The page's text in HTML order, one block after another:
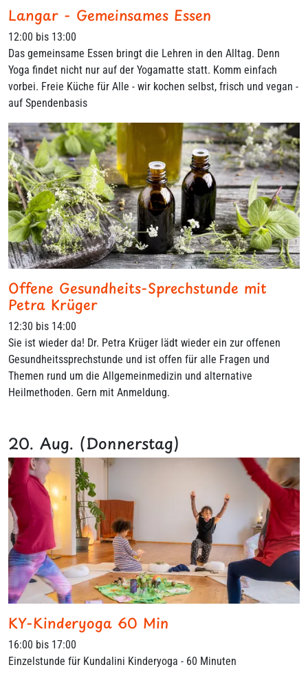
Langar - Gemeinsames Essen
12:00 bis 13:00
Das gemeinsame Essen bringt die Lehren in den Alltag. Denn
Yoga findet nicht nur auf der Yogamatte statt. Komm einfach
vorbei. Freie Küche für Alle - wir kochen selbst, frisch und vegan -
auf Spendenbasis
Offene Gesundheits-Sprechstunde mit
Petra Krüger
12:30 bis 14:00
Sie ist wieder da! Dr. Petra Krüger lädt wieder ein zur offenen
Gesundheitssprechstunde und ist offen für alle Fragen und
Themen rund um die Allgemeinmedizin und alternative
Heilmethoden. Gern mit Anmeldung.
20. Aug. (Donnerstag)
KY-Kinderyoga 60 Min
16:00 bis 17:00
Einzelstunde für Kundalini Kinderyoga - 60 Minuten